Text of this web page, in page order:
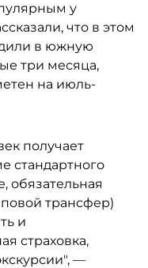
у
что в этом
в южную
три месяца,
на июль-
получает
стандартного
обязательная
трансфер)
и
страховка,
—